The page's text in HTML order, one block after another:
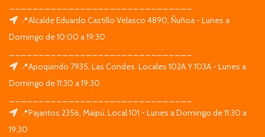
📍Alcalde Eduardo Castillo Velasco 4890, Ñuñoa - Lunes a
Domingo de 10:00 a 19:30
📍Apoquindo 7935, Las Condes. Locales 102A Y 103A - Lunes a
Domingo de 11:30 a 19:30
📍Pajaritos 2356, Maipú. Local 101 - Lunes a Domingo de 11:30 a
19:30